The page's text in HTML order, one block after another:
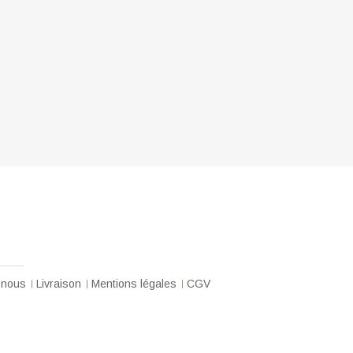
Livraison Mentions légales
CGV